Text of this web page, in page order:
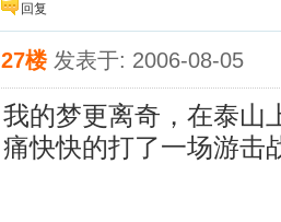
回复
27楼 发表于: 2006-08-05
我的梦更离奇，在泰山
痛快快的打了一场游击